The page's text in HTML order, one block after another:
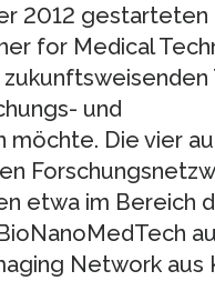
2012
for Medical
und
möchte. Die vier
etwa im Bereich
Network aus